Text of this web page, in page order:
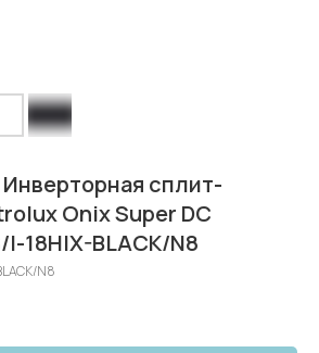
сплит-
Onix Super DC
18HIX-BLACK/N8
N8